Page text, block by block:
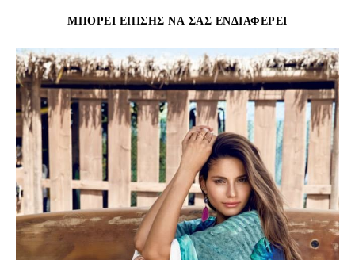
ΜΠΟΡΕΊ ΕΠΊΣΗΣ ΝΑ ΣΑΣ ΕΝΔΙΑΦΈΡΕΙ